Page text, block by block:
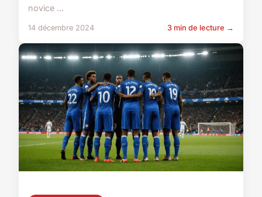
novice ...
14 décembre 2024 3 min de lecture →